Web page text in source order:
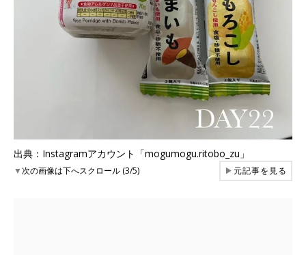
出典：Instagramアカウント「mogumogu.ritobo_zu」
▼次の画像は下へスクロール (3/5) ▶元記事を見る